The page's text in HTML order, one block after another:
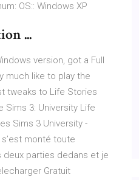
OS:: Windows XP
...
version, got a Full
much like to play the
tweaks to Life Stories
Sims 3: University Life
Sims 3 University -
monté toute
deux parties dedans et je
Gratuit